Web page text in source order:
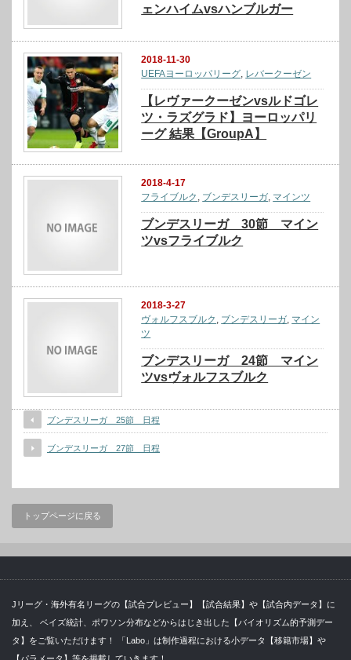
ェンハイムvsハンブルガー
2018-11-30
UEFAヨーロッパリーグ, レバークーゼン
【レヴァークーゼンvsルドゴレ
ツ・ラズグラド】ヨーロッパリ
ーグ 結果【GroupA】
2018-4-17
フライブルク
ブンデスリーガ マインツ
ブンデスリーガ 30節 マイン
ツvsフライブルク
2018-3-27
ヴォルフスブルク , ブンデスリーガ, マイン
ツ
ブンデスリーガ 24節 マイン
ツvsヴォルフスブルク
ブンデスリーガ 25節 日程
ブンデスリーガ 27節 日程
トップページに戻る
Jリーグ・海外有名リーグの【試合プレビュー】【試合結果】や【試合内データ】に
加え、 ベイズ統計、ポワソン分布などからはじき出した【バイオリズム的予測デー
タ】をご覧いただけます！ 「Labo」は制作過程における小データ【移籍市場】や